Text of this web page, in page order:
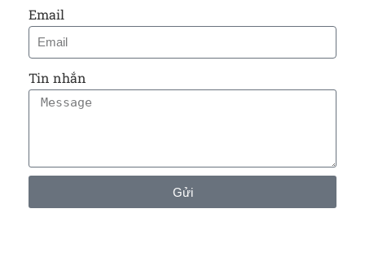
Email
Tin nhắn
Gửi